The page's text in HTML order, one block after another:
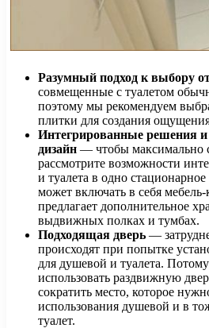
Разумный подход к выбору
совмещенные с туалетом
поэтому мы рекомендуем
плитки для создания
Интегрированные решения
дизайн — чтобы максимально
рассмотрите возможности
и туалета в одно
может включать в себя мебель-
предлагает дополнительное
выдвижных полках и тумбах.
Подходящая дверь —
происходят при попытке
для душевой и туалета.
использовать раздвижную
сократить место, которое
использования душевой и в
туалет.